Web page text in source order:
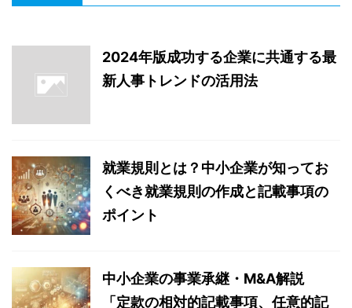
2024年版成功する企業に共通する最
新人事トレンドの活用法
就業規則とは？中小企業が知ってお
くべき就業規則の作成と記載事項の
ポイント
中小企業の事業承継・M&A解説
「定款の相対的記載事項、任意的記